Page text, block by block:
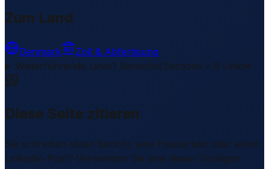
Zum Land
Denmark
Zoll & Abfertigung
Weiterführende Links1 Bereiche/Sections • 8 Links▾
Diese Seite zitieren
Sie schreiben einen Bericht, eine Hausarbeit oder einen
LinkedIn-Post? Verwenden Sie eine dieser Vorlagen.